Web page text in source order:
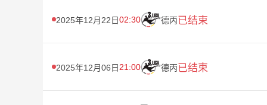
2025年12月22日02:30 德丙已结束
2025年12月06日21:00 德丙已结束